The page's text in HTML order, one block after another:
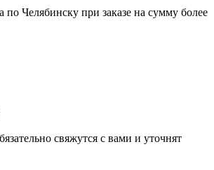
по Челябинску при заказе на сумму более
свяжутся с вами и уточнят